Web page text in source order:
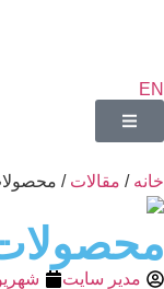
EN
خانه / مقالات /
مدیر سایت شهریور 7,